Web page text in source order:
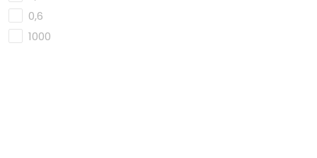
0,6
1000